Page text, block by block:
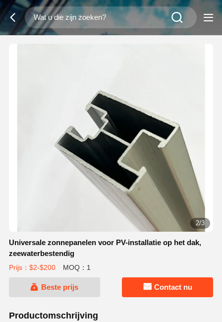
2/3
Universale zonnepanelen voor PV-installatie op het dak,
zeewaterbestendig
Prijs：$2-$200 MOQ：1
Beste prijs Contact nu
Productomschrijving